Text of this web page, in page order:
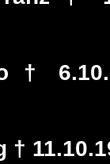
†
†